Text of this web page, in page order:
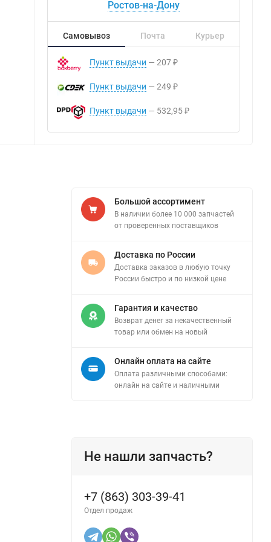
Ростов-на-Дону
Самовывоз Почта Курьер
Пункт выдачи 207 ₽
Пункт выдачи 249 ₽
Пункт выдачи 532,95 ₽
Большой ассортимент
В наличии более 10 000 запчастей
от проверенных поставщиков
Доставка по России
Доставка заказов в любую точку
России быстро и по низкой цене
Гарантия и качество
Возврат денег за некачественный
товар или обмен на новый
Онлайн оплата на сайте
Оплата различными способами:
онлайн на сайте и наличными
Не нашли запчасть?
+7 (863) 303-39-41
Отдел продаж